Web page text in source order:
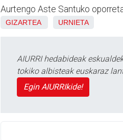
Aurtengo Aste Santuko
GIZARTEA URNIETA
AIURRI hedabideak
tokiko albisteak euskaraz
Egin AIURRIkide!